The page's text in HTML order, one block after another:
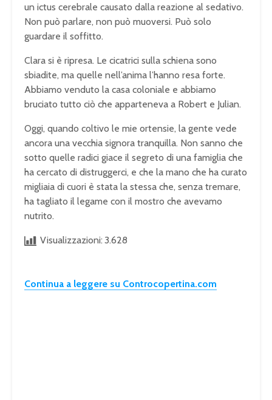
un ictus cerebrale causato dalla reazione al sedativo.
Non può parlare, non può muoversi. Può solo
guardare il soffitto.
Clara si è ripresa. Le cicatrici sulla schiena sono
sbiadite, ma quelle nell’anima l’hanno resa forte.
Abbiamo venduto la casa coloniale e abbiamo
bruciato tutto ciò che apparteneva a Robert e Julian.
Oggi, quando coltivo le mie ortensie, la gente vede
ancora una vecchia signora tranquilla. Non sanno che
sotto quelle radici giace il segreto di una famiglia che
ha cercato di distruggerci, e che la mano che ha curato
migliaia di cuori è stata la stessa che, senza tremare,
ha tagliato il legame con il mostro che avevamo
nutrito.
Visualizzazioni: 3.628
Continua a leggere su Controcopertina.com